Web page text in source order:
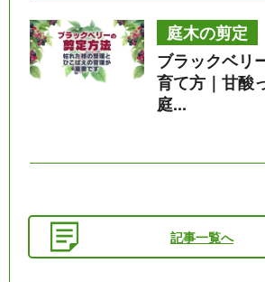
庭木の剪定
ブラックベリ
育て方｜甘酸
庭...
記事一覧へ